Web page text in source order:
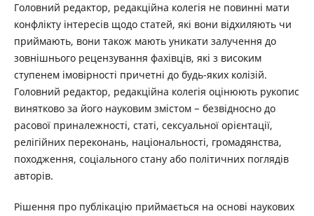
Головний редактор, редакційна колегія не повинні мати
конфлікту інтересів щодо статей, які вони відхиляють чи
приймають, вони також мають уникати залучення до
зовнішнього рецензування фахівців, які з високим
ступенем імовірності причетні до будь-яких колізій.
Головний редактор, редакційна колегія оцінюють рукопис
винятково за його науковим змістом − безвідносно до
расової приналежності, статі, сексуальної орієнтації,
релігійних переконань, національності, громадянства,
походження, соціального стану або політичних поглядів
авторів.
Рішення про публікацію приймається на основі наукових